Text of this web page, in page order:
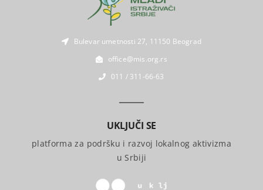
Bulevar umetnosti 27, 11150 Beograd
office@mis.org.rs
011 / 311-66-63
UKLJUČI SE
platforma za podršku i razvoj lokalnog aktivizma
u Srbiji